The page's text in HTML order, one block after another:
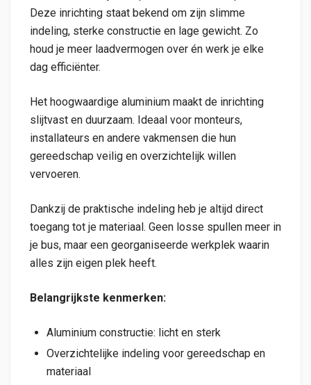
Deze inrichting staat bekend om zijn slimme
indeling, sterke constructie en lage gewicht. Zo
houd je meer laadvermogen over én werk je elke
dag efficiënter.
Het hoogwaardige aluminium maakt de inrichting
slijtvast en duurzaam. Ideaal voor monteurs,
installateurs en andere vakmensen die hun
gereedschap veilig en overzichtelijk willen
vervoeren.
Dankzij de praktische indeling heb je altijd direct
toegang tot je materiaal. Geen losse spullen meer in
je bus, maar een georganiseerde werkplek waarin
alles zijn eigen plek heeft.
Belangrijkste kenmerken:
Aluminium constructie: licht en sterk
Overzichtelijke indeling voor gereedschap en
materiaal